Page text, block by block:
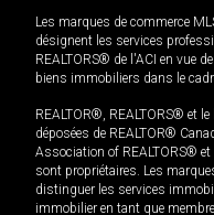
Les marques de commerce
désignent les services
REALTORS® de l'ACI en vue
biens immobiliers dans le
REALTOR®, REALTORS® et
déposées de REALTOR®
Association of REALTORS®
sont propriétaires. Les
distinguer les services
immobilier en tant que